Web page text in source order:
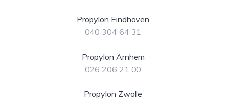
Propylon Eindhoven
040 304 64 31
Propylon Arnhem
026 206 21 00
Propylon Zwolle